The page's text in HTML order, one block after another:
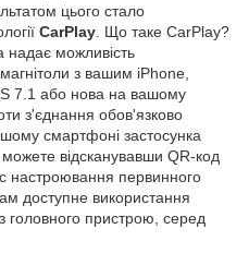
цього стало
CarPlay . Що таке CarPlay?
надає можливість
з вашим iPhone,
7.1 або нова на вашому
з'єднання обов'язково
смартфоні застосунка
відсканувавши QR-код
настроювання первинного
доступне використання
головного пристрою, серед